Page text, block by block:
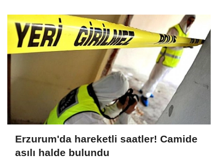
Erzurum'da hareketli saatler! Camide
asılı halde bulundu